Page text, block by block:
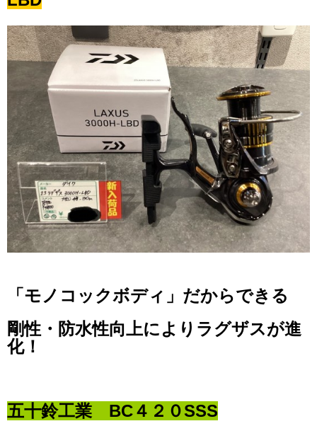
「モノコックボディ」だからできる
剛性・防水性向上によりラグザスが進
化！
五十鈴工業 BC４２０SSS